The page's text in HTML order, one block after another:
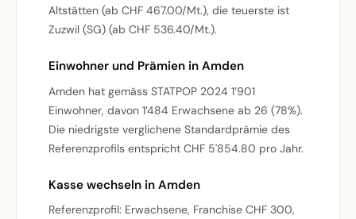
Altstätten (ab CHF 467.00/Mt.), die teuerste ist
Zuzwil (SG) (ab CHF 536.40/Mt.).
Einwohner und Prämien in Amden
Amden hat gemäss STATPOP 2024 1’901
Einwohner, davon 1’484 Erwachsene ab 26 (78%).
Die niedrigste verglichene Standardprämie des
Referenzprofils entspricht CHF 5'854.80 pro Jahr.
Kasse wechseln in Amden
Referenzprofil: Erwachsene, Franchise CHF 300,